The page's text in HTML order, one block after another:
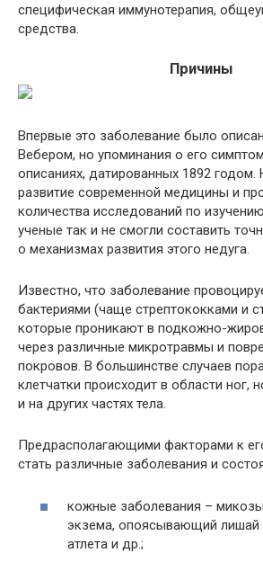
специфическая иммунотерапия,
средства.
Причины
Впервые это заболевание было
Вебером, но упоминания о его
описаниях, датированных 1892 годом.
развитие современной медицины и
количества исследований по
ученые так и не смогли составить
о механизмах развития этого недуга.
Известно, что заболевание
бактериями (чаще стрептококками и
которые проникают в подкожно-
через различные микротравмы и
покровов. В большинстве случаев
клетчатки происходит в области ног,
и на других частях тела.
Предрасполагающими факторами к
стать различные заболевания и
кожные заболевания –
экзема, опоясывающий лишай
атлета и др.;